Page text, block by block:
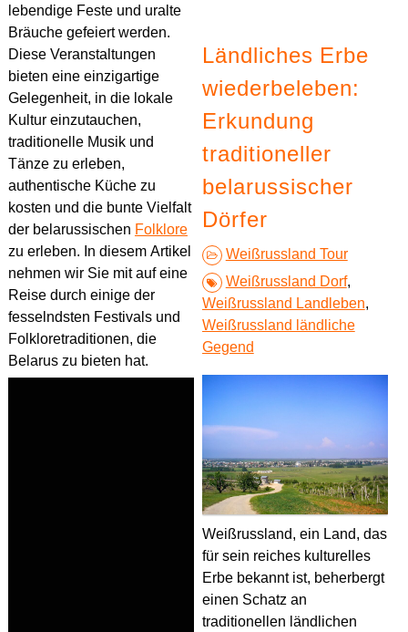
lebendige Feste und uralte
Bräuche gefeiert werden.
Diese Veranstaltungen
bieten eine einzigartige
Gelegenheit, in die lokale
Kultur einzutauchen,
traditionelle Musik und
Tänze zu erleben,
authentische Küche zu
kosten und die bunte Vielfalt
der belarussischen Folklore
zu erleben. In diesem Artikel
nehmen wir Sie mit auf eine
Reise durch einige der
fesselndsten Festivals und
Folkloretraditionen, die
Belarus zu bieten hat.
Ländliches Erbe
wiederbeleben:
Erkundung
traditioneller
belarussischer
Dörfer
Weißrussland Tour
Weißrussland Dorf,
Weißrussland Landleben,
Weißrussland ländliche
Gegend
Weißrussland, ein Land, das
für sein reiches kulturelles
Erbe bekannt ist, beherbergt
einen Schatz an
traditionellen ländlichen